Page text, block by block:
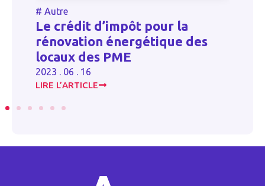
# Autre
Le crédit d’impôt pour la
rénovation énergétique des
locaux des PME
2023 . 06 . 16
LIRE L’ARTICLE